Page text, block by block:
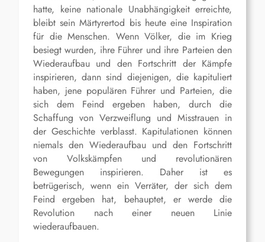
hatte, keine nationale Unabhängigkeit erreichte,
bleibt sein Märtyrertod bis heute eine Inspiration
für die Menschen. Wenn Völker, die im Krieg
besiegt wurden, ihre Führer und ihre Parteien den
Wiederaufbau und den Fortschritt der Kämpfe
inspirieren, dann sind diejenigen, die kapituliert
haben, jene populären Führer und Parteien, die
sich dem Feind ergeben haben, durch die
Schaffung von Verzweiflung und Misstrauen in
der Geschichte verblasst. Kapitulationen können
niemals den Wiederaufbau und den Fortschritt
von Volkskämpfen und revolutionären
Bewegungen inspirieren. Daher ist es
betrügerisch, wenn ein Verräter, der sich dem
Feind ergeben hat, behauptet, er werde die
Revolution nach einer neuen Linie
wiederaufbauen.